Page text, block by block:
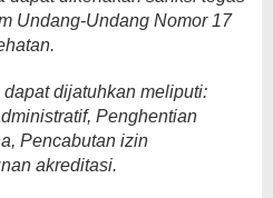
Undang-Undang Nomor 17
dijatuhkan meliputi:
Penghentian
Pencabutan izin
akreditasi.